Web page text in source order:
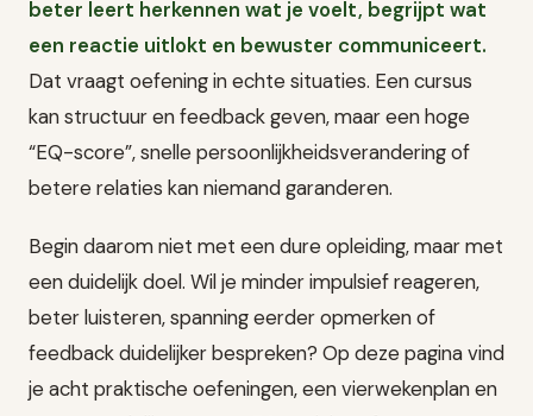
beter leert herkennen wat je voelt, begrijpt wat
een reactie uitlokt en bewuster communiceert.
Dat vraagt oefening in echte situaties. Een cursus
kan structuur en feedback geven, maar een hoge
“EQ-score”, snelle persoonlijkheidsverandering of
betere relaties kan niemand garanderen.
Begin daarom niet met een dure opleiding, maar met
een duidelijk doel. Wil je minder impulsief reageren,
beter luisteren, spanning eerder opmerken of
feedback duidelijker bespreken? Op deze pagina vind
je acht praktische oefeningen, een vierwekenplan en